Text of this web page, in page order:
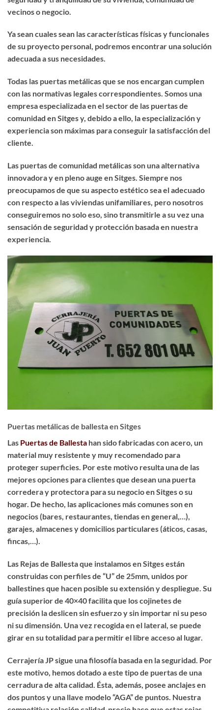
vecinos o negocio.
Ya sean cuales sean las características físicas y funcionales
de su proyecto personal, podremos encontrar una solución
adecuada a sus necesidades.
Todas las puertas metálicas que se nos encargan cumplen
con las normativas legales correspondientes. Somos una
empresa especializada en el sector de las puertas de
comunidad en Sitges y, debido a ello, la especialización y
experiencia son máximas para conseguir la satisfacción del
cliente.
Las puertas de comunidad metálicas son una alternativa
innovadora y en pleno auge en Sitges. Siempre nos
preocupamos de que su aspecto estético sea el adecuado
con respecto a las viviendas unifamiliares, pero nosotros
conseguiremos no solo eso, sino transmitirle a su vez una
sensación de seguridad y protección basada en nuestra
experiencia.
Puertas metálicas de ballesta en Sitges
Las Puertas de Ballesta han sido fabricadas con acero, un
material muy resistente y muy recomendado para
proteger superficies. Por este motivo resulta una de las
mejores opciones para clientes que desean una puerta
corredera y protectora para su negocio en Sitges o su
hogar. De hecho, las aplicaciones más comunes son en
negocios (bares, restaurantes, tiendas en general,…),
garajes, almacenes y domicilios particulares (áticos, casas,
fincas,…).
Las Rejas de Ballesta que instalamos en Sitges están
construidas con perfiles de “U” de 25mm, unidos por
ballestines que hacen posible su extensión y despliegue. Su
guía superior de 40×40 facilita que los cojinetes de
precisión la deslicen sin esfuerzo y sin importar ni su peso
ni su dimensión. Una vez recogida en el lateral, se puede
girar en su totalidad para permitir el libre acceso al lugar.
Cerrajería JP sigue una filosofía basada en la seguridad. Por
este motivo, hemos dotado a este tipo de puertas de una
cerradura de alta calidad. Ésta, además, posee anclajes en
dos puntos y una llave modelo “AGA” de puntos. Nuestra